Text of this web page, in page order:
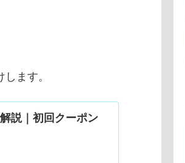
ます。
説｜初回クーポン